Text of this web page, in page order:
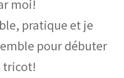
moi!
pratique et je
pour débuter
tricot!